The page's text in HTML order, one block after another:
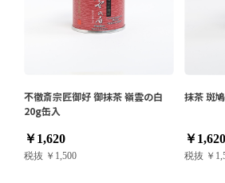
不徹斎宗匠御好 御抹茶 嶺雲の白
20g缶入
￥1,620
税抜 ￥1,500
抹茶 斑
￥1,620
税抜 ￥